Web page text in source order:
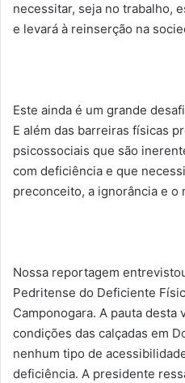
necessitar, seja no trabalho,
e levará à reinserção na
Este ainda é um grande
E além das barreiras físicas
psicossociais que são
com deficiência e que
preconceito, a ignorância e o
Nossa reportagem
Pedritense do Deficiente
Camponogara. A pauta desta
condições das calçadas em
nenhum tipo de
deficiência. A presidente